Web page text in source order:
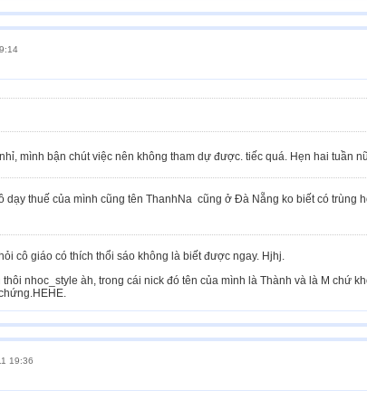
mình bận chút việc nên không tham dự được. tiếc quá. Hẹn hai tuần
dạy thuế của mình cũng tên ThanhNa cũng ở Đà Nẵng ko biết có trùng
cô giáo có thích thổi sáo không là biết được ngay. Hjhj.
nhoc_style àh, trong cái nick đó tên của mình là Thành và là M chứ
19:36